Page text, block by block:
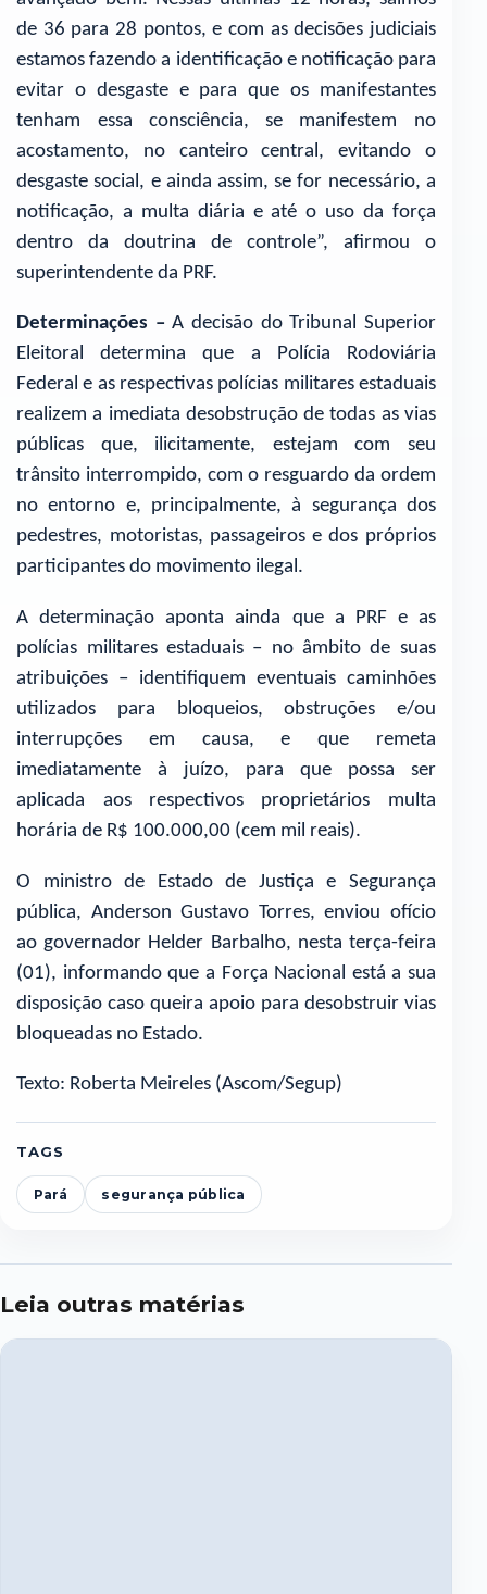
de 36 para 28 pontos, e com as decisões judiciais
estamos fazendo a identificação e notificação para
evitar o desgaste e para que os manifestantes
tenham essa consciência, se manifestem no
acostamento, no canteiro central, evitando o
desgaste social, e ainda assim, se for necessário, a
notificação, a multa diária e até o uso da força
dentro da doutrina de controle”, afirmou o
superintendente da PRF.
Determinações –A decisão do Tribunal Superior
Eleitoral determina que a Polícia Rodoviária
Federal e as respectivas polícias militares estaduais
realizem a imediata desobstrução de todas as vias
públicas que, ilicitamente, estejam com seu
trânsito interrompido, com o resguardo da ordem
no entorno e, principalmente, à segurança dos
pedestres, motoristas, passageiros e dos próprios
participantes do movimento ilegal.
A determinação aponta ainda que a PRF e as
polícias militares estaduais – no âmbito de suas
atribuições – identifiquem eventuais caminhões
utilizados para bloqueios, obstruções e/ou
interrupções em causa, e que remeta
imediatamente à juízo, para que possa ser
aplicada aos respectivos proprietários multa
horária de R$ 100.000,00 (cem mil reais).
O ministro de Estado de Justiça e Segurança
pública, Anderson Gustavo Torres, enviou ofício
ao governador Helder Barbalho, nesta terça-feira
(01), informando que a Força Nacional está a sua
disposição caso queira apoio para desobstruir vias
bloqueadas no Estado.
Texto: Roberta Meireles (Ascom/Segup)
TAGS
Pará segurança pública
Leia outras matérias